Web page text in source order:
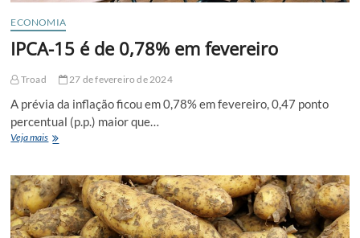
ECONOMIA
IPCA-15 é de 0,78% em fevereiro
Troad 27 de fevereiro de 2024
A prévia da inflação ficou em 0,78% em fevereiro, 0,47 ponto
percentual (p.p.) maior que…
Veja maisIPCA-
de
0,78%
em
fevereiro